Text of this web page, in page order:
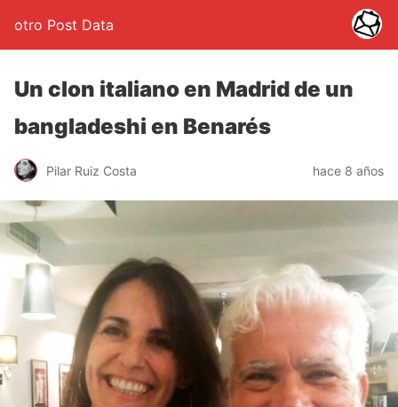
otro Post Data
Un clon italiano en Madrid de un
bangladeshi en Benarés
Pilar Ruiz Costa hace 8 años